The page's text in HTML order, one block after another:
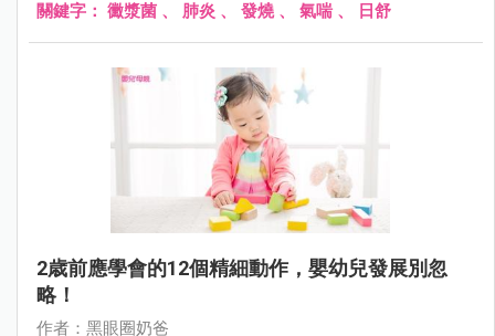
關鍵字： 黴漿菌 、 肺炎 、 發燒、 氣喘、 日舒
2歳前應學會的12個精細動作，嬰幼兒發展別忽
略！
作者：黑眼圈奶爸